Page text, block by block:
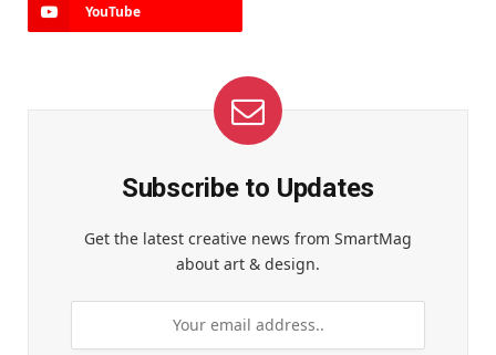
YouTube
Subscribe to Updates
Get the latest creative news from SmartMag
about art & design.